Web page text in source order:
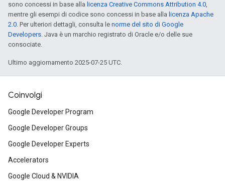
sono concessi in base alla licenza Creative Commons Attribution 4.0,
mentre gli esempi di codice sono concessi in base alla licenza Apache
2.0. Per ulteriori dettagli, consulta le norme del sito di Google
Developers. Java è un marchio registrato di Oracle e/o delle sue
consociate.
Ultimo aggiornamento 2025-07-25 UTC.
Coinvolgi
Google Developer Program
Google Developer Groups
Google Developer Experts
Accelerators
Google Cloud & NVIDIA